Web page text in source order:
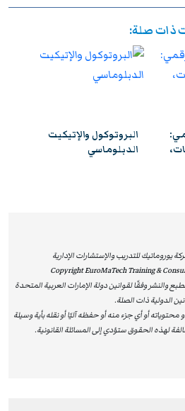
على شهادة معتمدة من
إقليميًا ودوليًا، مما يمنحها قيمة
هذه الشهادة إضافة نوعية لمسار
للمشاركين آفاقًا واسعة نحو الترقي
ذات صلة:
البروتوكول والإتيكيت
الدبلوماسي
للتدريب والإستشارات الإدارية
Copyright EuroMaTech Training &
والنشر وفقًا لقوانين دولة الإمارات العربية المتحدة
الدولية ذات الصلة.
أو أي جزء منه أو حفظه آليًا أو نقله بأية وسيلة
لهذه الحقوق ستؤدي إلى المسائلة القانونية.